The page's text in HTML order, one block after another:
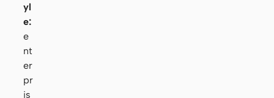
yl
e:
e
nt
er
pr
is